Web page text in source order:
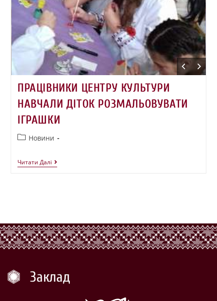
ПРАЦІВНИКИ ЦЕНТРУ КУЛЬТУРИ
НАВЧАЛИ ДІТОК РОЗМАЛЬОВУВАТИ
ІГРАШКИ
Новини
Читати Далі
Заклад